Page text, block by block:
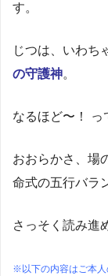
す。
じつは、いわち
の守護神。
なるほど〜！ っ
おおらかさ、場
命式の五行バラ
さっそく読み進
※以下の内容はご本